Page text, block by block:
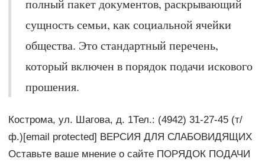
полный пакет документов, раскрывающий
сущность семьи, как социальной ячейки
общества. Это стандартный перечень,
который включен в порядок подачи искового
прошения.
Кострома, ул. Шагова, д. 1Тел.: (4942) 31-27-45 (т/
ф.)[email protected] ВЕРСИЯ ДЛЯ СЛАБОВИДЯЩИХ
Оставьте ваше мнение о сайте ПОРЯДОК ПОДАЧИ